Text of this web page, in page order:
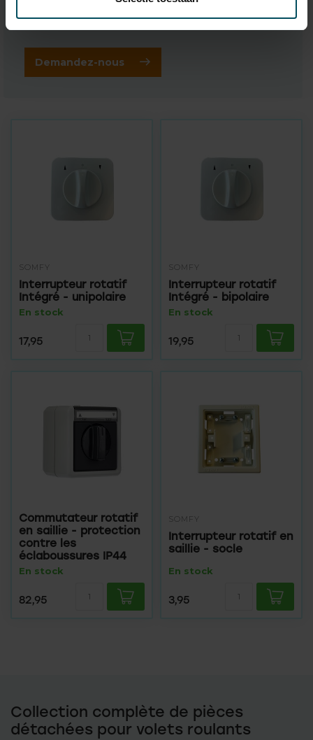
faire le bon choix?
Demandez-nous
SOMFY
Interrupteur rotatif
Intégré - unipolaire
En stock
17,95
SOMFY
Interrupteur rotatif
Intégré - bipolaire
En stock
19,95
Commutateur rotatif
en saillie - protection
contre les
éclaboussures IP44
En stock
82,95
SOMFY
Interrupteur rotatif en
saillie - socle
En stock
3,95
Collection complète de pièces
détachées pour volets roulants